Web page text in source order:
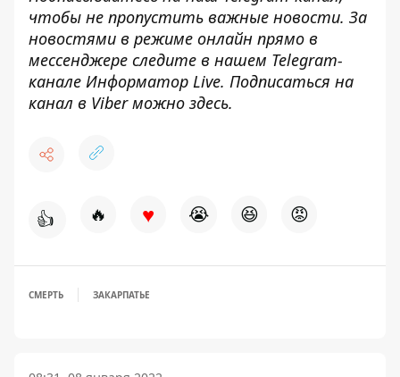
чтобы не пропустить важные новости. За
новостями в режиме онлайн прямо в
мессенджере следите в нашем Telegram-
канале Информатор Live. Подписаться на
канал в Viber можно здесь.
👍 🔥 ♥ 😭 😆 😡
СМЕРТЬ ЗАКАРПАТЬЕ